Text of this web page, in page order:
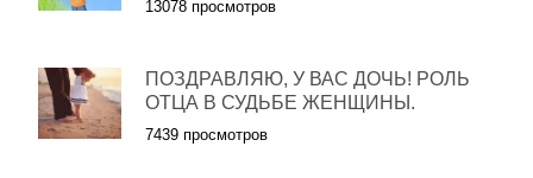
13078 просмотров
ПОЗДРАВЛЯЮ, У ВАС ДОЧЬ! РОЛЬ
ОТЦА В СУДЬБЕ ЖЕНЩИНЫ.
7439 просмотров